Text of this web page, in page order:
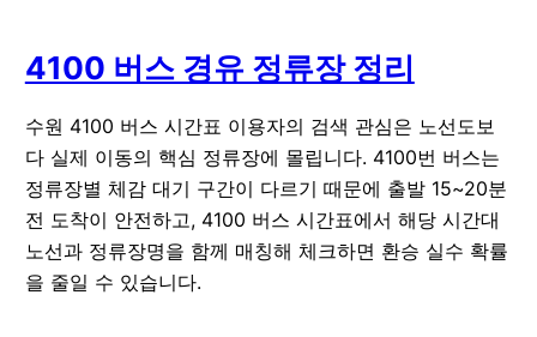
4100 버스 경유 정류장 정리
수원 4100 버스 시간표 이용자의 검색 관심은 노선도보
다 실제 이동의 핵심 정류장에 몰립니다. 4100번 버스는
정류장별 체감 대기 구간이 다르기 때문에 출발 15~20분
전 도착이 안전하고, 4100 버스 시간표에서 해당 시간대
노선과 정류장명을 함께 매칭해 체크하면 환승 실수 확률
을 줄일 수 있습니다.